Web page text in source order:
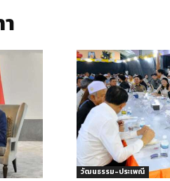
วัฒนธรรม-ประเพณี